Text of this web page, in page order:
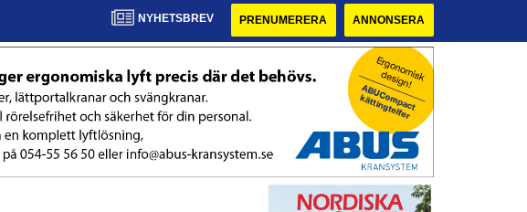
NYHETSBREV PRENUMERERA ANNONSERA